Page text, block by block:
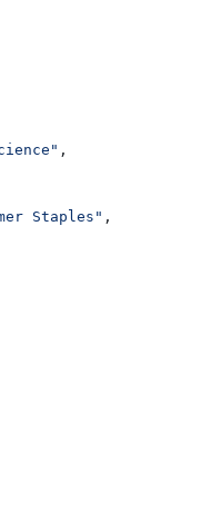
,
Staples" ,